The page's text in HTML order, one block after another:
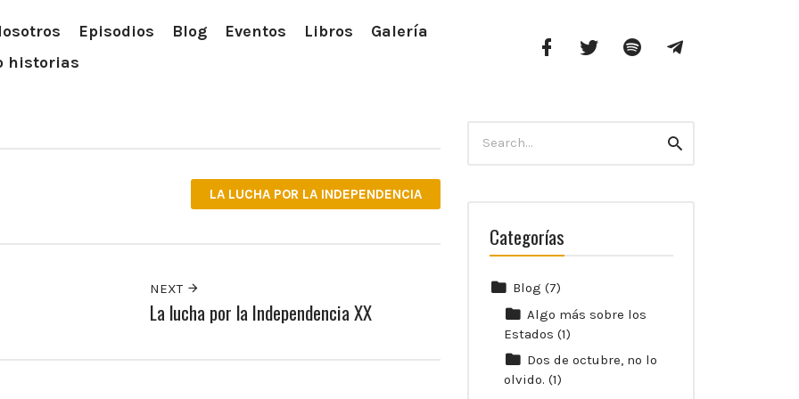
Episodios Blog Eventos Libros
Galería
historias
Facebook
Profile
Twitter Spotify
LA LUCHA POR LA INDEPENDENCIA
NEXT
La lucha por la Independencia XX
for:
Search
Categorías
Blog (7)
Algo más sobre los
Estados (1)
Dos de octubre, no lo
olvido. (1)